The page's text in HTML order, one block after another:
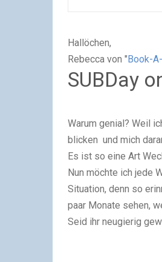
Hallöchen,
Rebecca von "Book-
SUBDay
Warum genial? Weil
blicken und mich
Es ist so eine Art
Nun möchte ich jede
Situation, denn so
paar Monate sehen,
Seid ihr neugierig